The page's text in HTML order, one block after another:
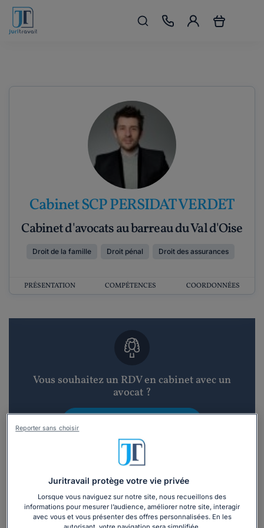
Cabinet SCP PERSIDAT VERDET
Cabinet d'avocats au barreau du Val d'Oise
Droit de la famille Droit pénal Droit des assurances
PRÉSENTATION COMPÉTENCES COORDONNÉES
Vous souhaitez un RDV en cabinet avec un
avocat ?
3 devis en 48h
Juritravail protège votre vie privée
Lorsque vous naviguez sur notre site, nous recueillons des
informations pour mesurer l’audience, améliorer notre site, interagir
avec vous et vous présenter des offres personnalisées. En les
Reporter sans choisir